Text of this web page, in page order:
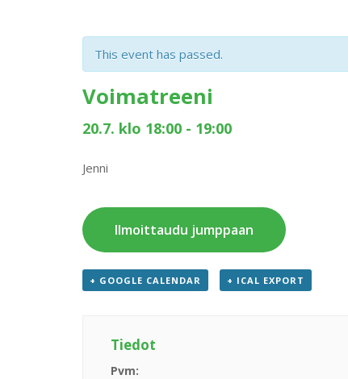
This event has passed.
Voimatreeni
20.7. klo 18:00 - 19:00
Jenni
Ilmoittaudu jumppaan
+ GOOGLE CALENDAR + ICAL EXPORT
Tiedot
Pvm: